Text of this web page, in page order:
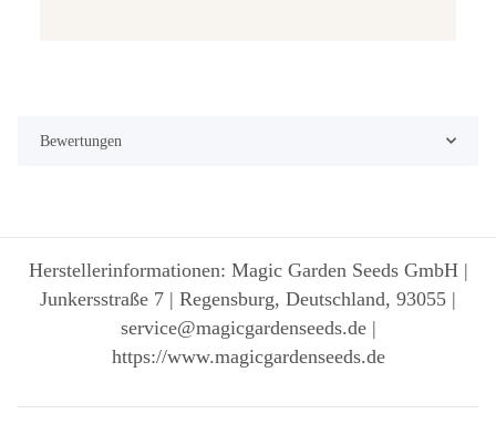
Bewertungen
Herstellerinformationen: Magic Garden Seeds GmbH |
Junkersstraße 7 | Regensburg, Deutschland, 93055 |
service@magicgardenseeds.de |
https://www.magicgardenseeds.de